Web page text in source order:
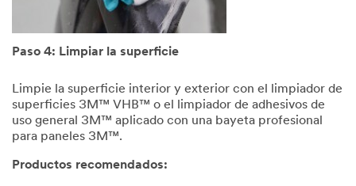
Paso 4: Limpiar la superficie
Limpie la superficie interior y exterior con el limpiador de
superficies 3M™ VHB™ o el limpiador de adhesivos de
uso general 3M™ aplicado con una bayeta profesional
para paneles 3M™.
Productos recomendados: